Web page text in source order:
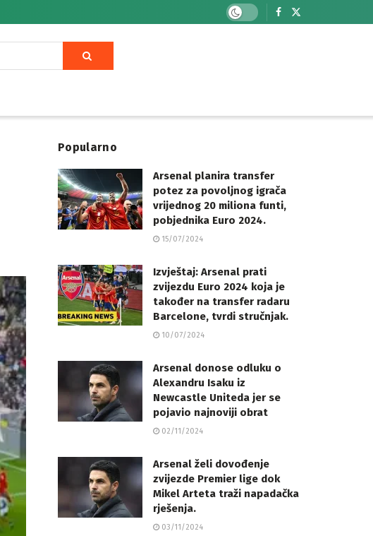
Popularno
Arsenal planira transfer
potez za povoljnog igrača
vrijednog 20 miliona funti,
pobjednika Euro 2024.
15/07/2024
Izvještaj: Arsenal prati
zvijezdu Euro 2024 koja je
također na transfer radaru
Barcelone, tvrdi stručnjak.
10/07/2024
Arsenal donose odluku o
Alexandru Isaku iz
Newcastle Uniteda jer se
pojavio najnoviji obrat
02/11/2024
Arsenal želi dovođenje
zvijezde Premier lige dok
Mikel Arteta traži napadačka
rješenja.
03/11/2024